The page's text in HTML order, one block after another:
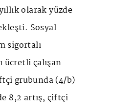
olarak yüzde
Sosyal
sigortalı
ücretli çalışan
grubunda (4/b)
8,2 artış, çiftçi